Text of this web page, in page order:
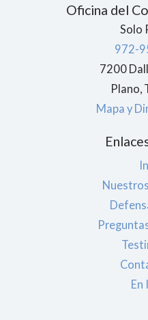
Oficina del
Solo
972-
7200
Plano,
Mapa y
En